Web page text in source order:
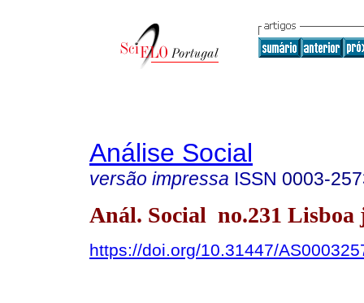
Análise Social
versão impressa ISSN 0003-
Anál. Social no.231 Lisboa
https://doi.org/10.31447/